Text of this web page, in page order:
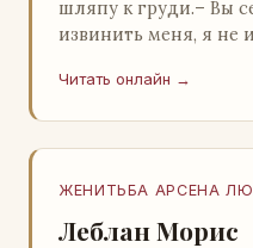
шляпу к груди.– Вы
извинить меня, я не
прошу: выс…
Читать онлайн →
ЖЕНИТЬБА АРСЕНА
Леблан Морис